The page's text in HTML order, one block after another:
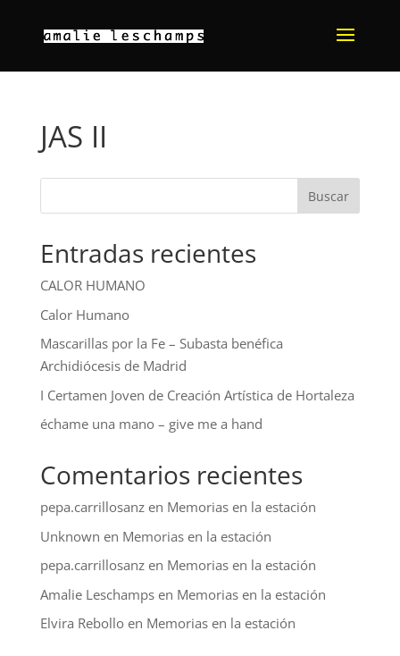
JAS II
Buscar
Entradas recientes
CALOR HUMANO
Calor Humano
Mascarillas por la Fe – Subasta benéfica
Archidiócesis de Madrid
I Certamen Joven de Creación Artística de Hortaleza
échame una mano – give me a hand
Comentarios recientes
pepa.carrillosanzen Memorias en la estación
Unknown en Memorias en la estación
pepa.carrillosanzen Memorias en la estación
Amalie Leschampsen Memorias en la estación
Elvira Rebolloen Memorias en la estación